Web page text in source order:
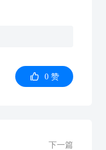
 0 赞
下一篇